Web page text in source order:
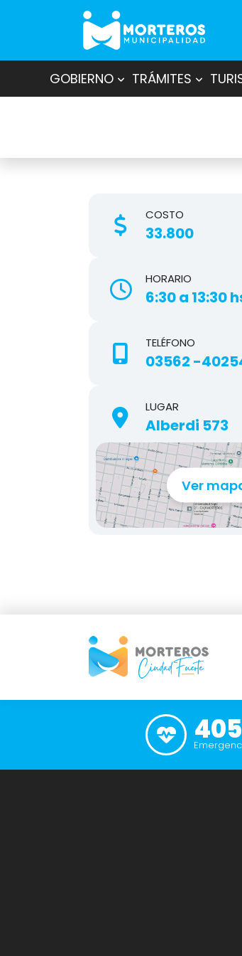
GOBIERNO TRÁMITES
COSTO
33.800
HORARIO
6:30 a 13:30
TELÉFONO
03562 -
LUGAR
Alberdi 573
Ver